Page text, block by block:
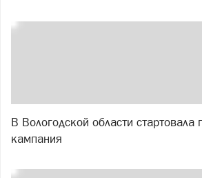
В Вологодской области стартовала
кампания